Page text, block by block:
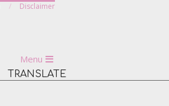
Disclaimer
Menu
TRANSLATE